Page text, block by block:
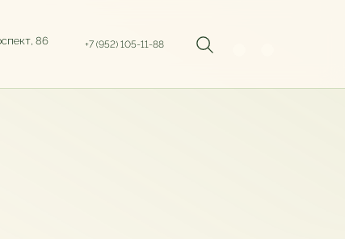
86
+7 (952) 105-11-88